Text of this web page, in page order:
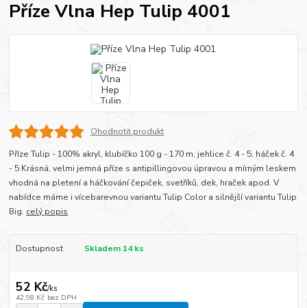
Příze Vlna Hep Tulip 4001
Ohodnotit produkt
Příze Tulip - 100% akryl, klubíčko 100 g - 170 m, jehlice č. 4 - 5, háček č. 4
- 5 Krásná, velmi jemná příze s antipillingovou úpravou a mírným leskem
vhodná na pletení a háčkování čepiček, svetříků, dek, hraček apod. V
nabídce máme i vícebarevnou variantu Tulip Color a silnější variantu Tulip
Big. celý popis
Dostupnost Skladem 14 ks
52 Kč/ks
42,98 Kč bez DPH